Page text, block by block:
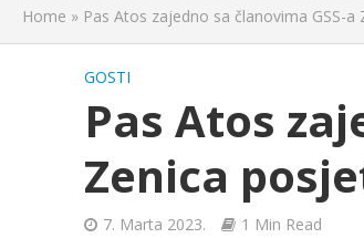
Home » Pas Atos zajedno sa članovima GSS-
GOSTI
Pas Atos
Zenica
7. Marta 2023. 1 Min Read